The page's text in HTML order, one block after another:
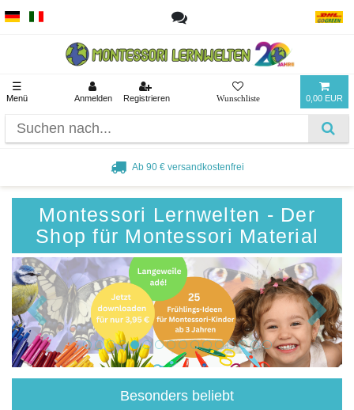
☰
Menü Anmelden Registrieren 0,00 EUR
Ab 90 € versandkostenfrei
Montessori Lernwelten - Der
Shop für Montessori Material
Besonders beliebt